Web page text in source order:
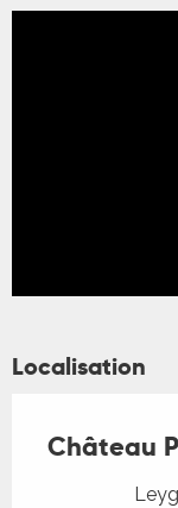
Localisation
Château